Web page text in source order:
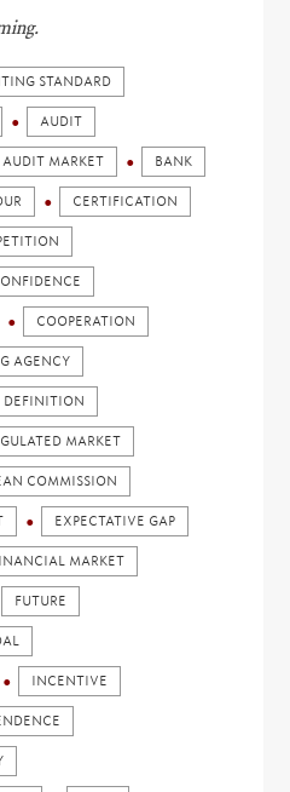
STANDARD
AUDIT
AUDIT MARKET BANK
CERTIFICATION
COOPERATION
AGENCY
DEFINITION
MARKET
COMMISSION
EXPECTATIVE GAP
MARKET
FUTURE
INCENTIVE